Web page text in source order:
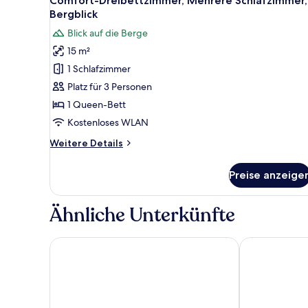
Fotos
Comfort-
Dreibettzimmer,
Mehrere
Schlafzimmer,
Bergblick
anzeigen
Bergblick
Blick auf die Berge
15 m²
1 Schlafzimmer
Platz für 3 Personen
1 Queen-Bett
Kostenloses WLAN
Weitere Details
Weitere
Dreibettzimmer,
Mehrere
Schlafzimmer,
Preise
Ähnliche Unterkünfte
Hameau des Prodains - Hôtel Savoy Morzine